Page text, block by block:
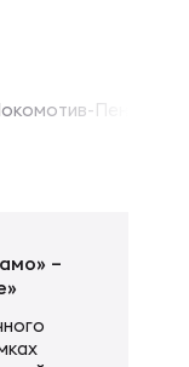
Пенза» -
–